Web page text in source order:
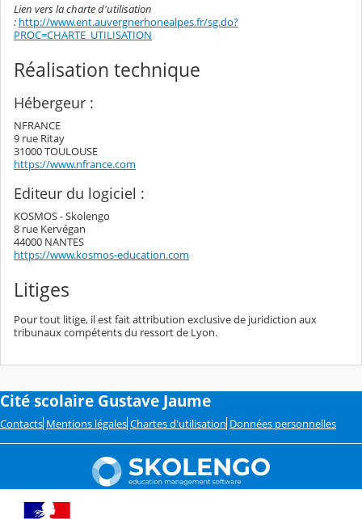
Lien vers la charte d'utilisation
: http://www.ent.auvergnerhonealpes.fr/sg.do?
PROC=CHARTE_UTILISATION
Réalisation technique
Hébergeur :
NFRANCE
9 rue Ritay
31000 TOULOUSE
https://www.nfrance.com
Editeur du logiciel :
KOSMOS - Skolengo
8 rue Kervégan
44000 NANTES
https://www.kosmos-education.com
Litiges
Pour tout litige, il est fait attribution exclusive de juridiction aux
tribunaux compétents du ressort de Lyon.
Cité scolaire Gustave Jaume
Contacts Mentions légales Chartes d'utilisation Données personnelles